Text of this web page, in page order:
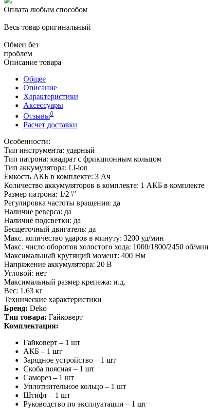
Оплата любым способом
Весь товар оригинальный
Обмен без
проблем
Описание товара
Общее
Описание
Характеристики
Аксессуары
Отзывы0
Расчет доставки
Особенности:
Тип инструмента: ударный
Тип патрона: квадрат с фрикционным кольцом
Тип аккумулятора: Li-ion
Ёмкость АКБ в комплекте: 3 Ач
Количество аккумуляторов в комплекте: 1 АКБ в комплекте
Размер патрона: 1/2 \"
Регулировка частоты вращения: да
Наличие реверса: да
Наличие подсветки: да
Бесщеточный двигатель: да
Макс. количество ударов в минуту: 3200 уд/мин
Макс. число оборотов холостого хода: 1000/1800/2450 об/мин
Максимальный крутящий момент: 400 Нм
Напряжение аккумулятора: 20 В
Угловой: нет
Максимальный размер крепежа: н.д.
Вес: 1.63 кг
Технические характеристики
Бренд: Deko
Тип товара: Гайковерт
Комплектация:
Гайковерт – 1 шт
АКБ – 1 шт
Зарядное устройство – 1 шт
Скоба поясная – 1 шт
Саморез – 1 шт
Уплотнительное кольцо – 1 шт
Штифт – 1 шт
Руководство по эксплуатации – 1 шт